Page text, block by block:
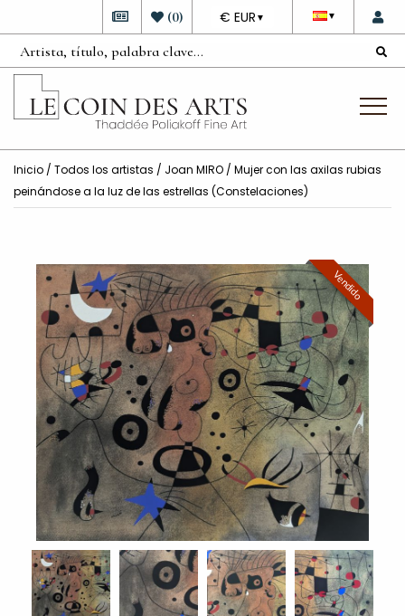
▼
DEVISE
€ EUR ▼
(0)
Inicio / Todos los artistas / Joan MIRO / Mujer con las axilas rubias
peinándose a la luz de las estrellas (Constelaciones)
Vendido